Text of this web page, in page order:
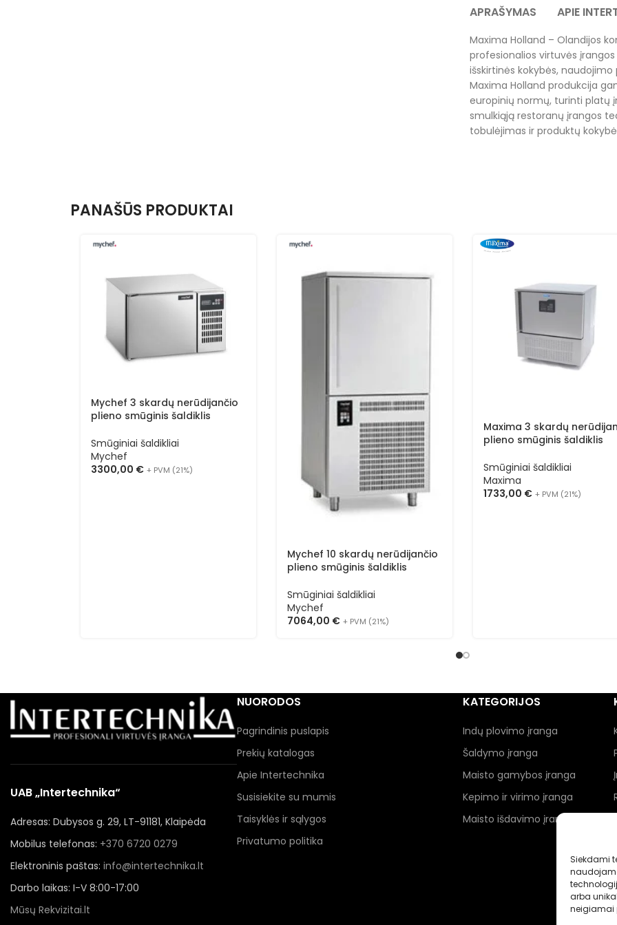
Siekdami
arba
neigiamai
APRAŠYMAS APIE
Maxima Holland – Olandijos
profesionalios virtuvės
išskirtinės kokybės,
Maxima Holland produkcija
europinių normų, turinti platų
smulkiąją restoranų įrangos
tobulėjimas ir produktų
PANAŠŪS PRODUKTAI
Mychef 3 skardų nerūdijančio
plieno smūginis šaldiklis
Smūginiai šaldikliai
Mychef
3300,00 € + PVM (21%)
Mychef 10 skardų nerūdijančio
plieno smūginis šaldiklis
Smūginiai šaldikliai
Mychef
7064,00 € + PVM (21%)
Maxima 3 skardų
plieno smūginis šaldiklis
Smūginiai šaldikliai
Maxima
1733,00 € + PVM (21%)
UAB „Intertechnika“
Adresas: Dubysos g. 29, LT-91181, Klaipėda
Mobilus telefonas: +370 6720 0279
Elektroninis paštas: info@intertechnika.lt
Darbo laikas: I-V 8:00-17:00
Mūsų Rekvizitai.lt
NUORODOS
Pagrindinis puslapis
Prekių katalogas
Apie Intertechnika
Susisiekite su mumis
Taisyklės ir sąlygos
Privatumo politika
KATEGORIJOS
Indų plovimo įranga
Šaldymo įranga
Maisto gamybos įranga
Kepimo ir virimo įranga
Maisto išdavimo įranga